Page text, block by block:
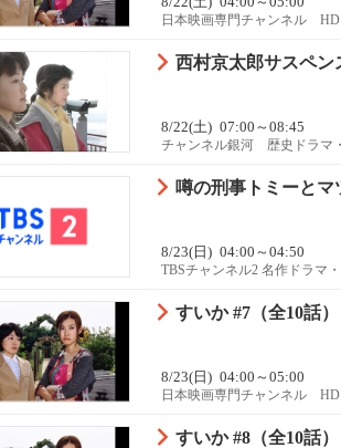
日本映画専門チャンネル HD
西村京太郎サスペ
8/22(土) 07:00～08:45
チャンネル銀河 歴史ドラマ
噂の刑事トミーとマ
8/23(日) 04:00～04:50
TBSチャンネル2 名作ドラマ
すいか #7（全10話）
8/23(日) 04:00～05:00
日本映画専門チャンネル HD
すいか #8（全10話）